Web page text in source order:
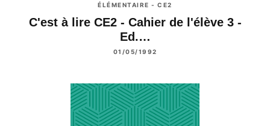
ÉLÉMENTAIRE - CE2
C'est à lire CE2 - Cahier de l'élève 3 -
Ed.…
01/05/1992